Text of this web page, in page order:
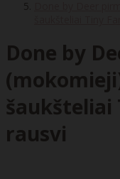
Done by
šaukšteliai
rausvi